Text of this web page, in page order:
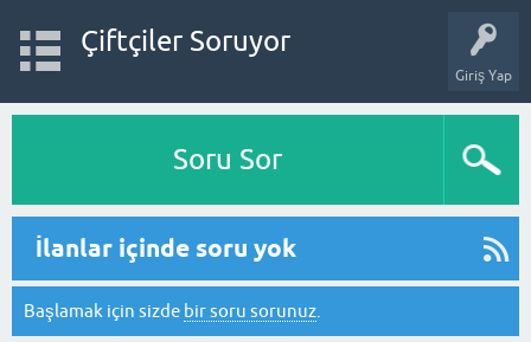
Giriş Yap
Çiftçiler Soruyor
Soru Sor
İlanlar içinde soru yok
Başlamak için sizde bir soru sorunuz